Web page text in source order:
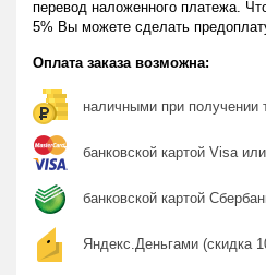
перевод наложенного платежа.
5% Вы можете сделать
Оплата заказа возможна:
наличными при получении
банковской картой Visa
банковской картой
Яндекс.Деньгами (скидка